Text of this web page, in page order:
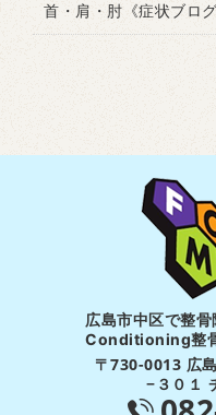
首・肩・肘《症状ブログ
広島市中区で整
Conditioning整
〒730-0013 広
−３０１